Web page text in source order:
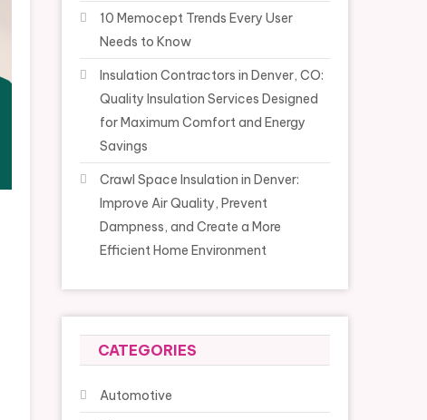
10 Memocept Trends Every User
Needs to Know
Insulation Contractors in Denver, CO:
Quality Insulation Services Designed
for Maximum Comfort and Energy
Savings
Crawl Space Insulation in Denver:
Improve Air Quality, Prevent
Dampness, and Create a More
Efficient Home Environment
CATEGORIES
Automotive